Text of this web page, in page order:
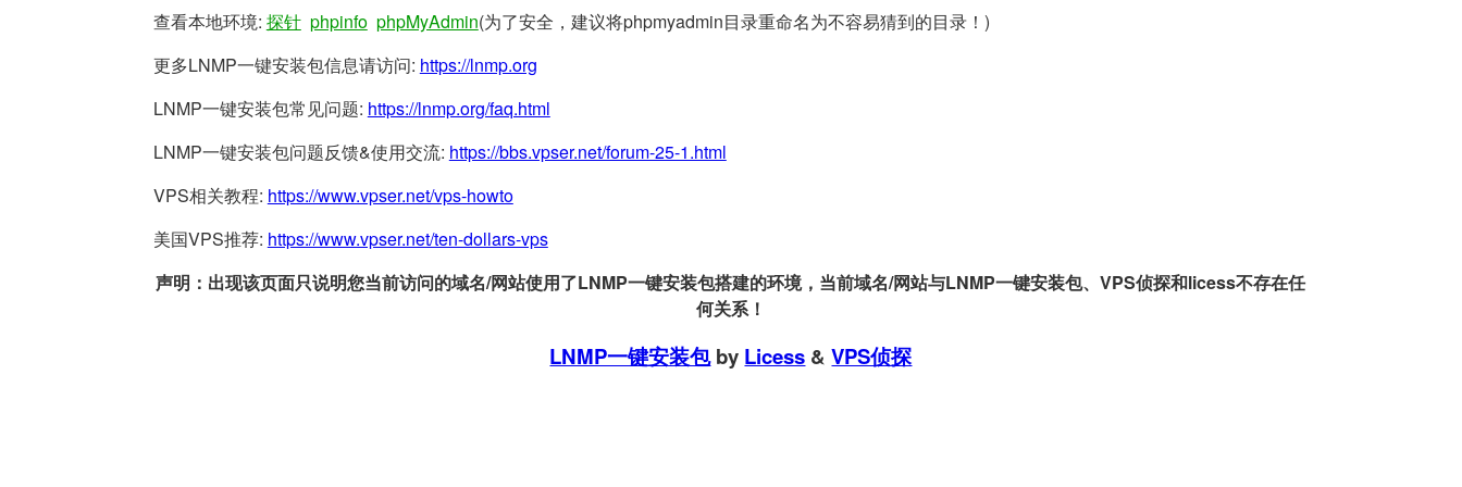
查看本地环境: 探针 phpinfo phpMyAdmin(为了安全，建议将phpmyadmin目录重命名为不容易猜到的目录！)
更多LNMP一键安装包信息请访问: https://lnmp.org
LNMP一键安装包常见问题: https://lnmp.org/faq.html
LNMP一键安装包问题反馈&使用交流: https://bbs.vpser.net/forum-25-1.html
VPS相关教程: https://www.vpser.net/vps-howto
美国VPS推荐: https://www.vpser.net/ten-dollars-vps
声明：出现该页面只说明您当前访问的域名/网站使用了LNMP一键安装包搭建的环境，当前域名/网站与LNMP一键安装包、VPS侦探和licess不存在任
何关系！
LNMP一键安装包by Licess &VPS侦探